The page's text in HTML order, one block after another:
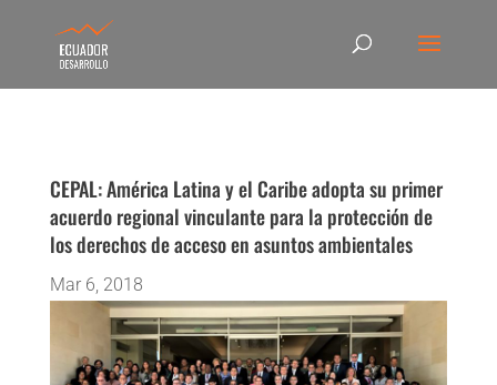
CEPAL: América Latina y el Caribe adopta su primer
acuerdo regional vinculante para la protección de
los derechos de acceso en asuntos ambientales
Mar 6, 2018